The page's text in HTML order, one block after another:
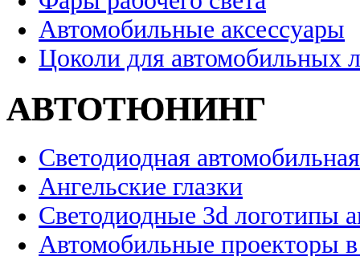
Автомобильные аксессуары
Цоколи для автомобильных
АВТОТЮНИНГ
Светодиодная
Ангельские глазки
Светодиодные 3d логотипы
Автомобильные проекторы